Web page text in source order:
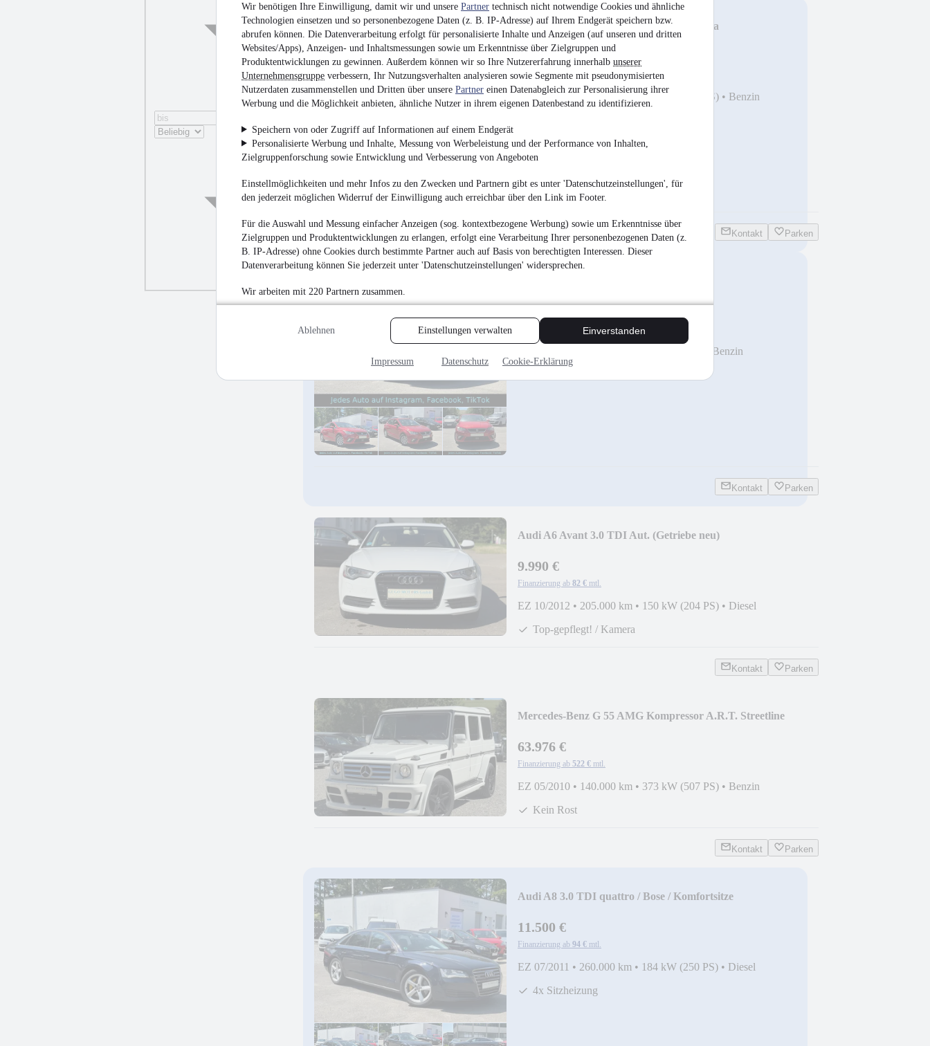
Wir benötigen Ihre Einwilligung, damit wir und unsere Partner technisch nicht notwendige Cookies und ähnliche
Technologien einsetzen und so personenbezogene Daten (z. B. IP-Adresse) auf Ihrem Endgerät speichern bzw.
abrufen können. Die Datenverarbeitung erfolgt für personalisierte Inhalte und Anzeigen (auf unseren und dritten
Websites/Apps), Anzeigen- und Inhaltsmessungen sowie um Erkenntnisse über Zielgruppen und
Produktentwicklungen zu gewinnen. Außerdem können wir so Ihre Nutzererfahrung innerhalb unserer
Unternehmensgruppe verbessern, Ihr Nutzungsverhalten analysieren sowie Segmente mit pseudonymisierten
Nutzerdaten zusammenstellen und Dritten über unsere Partner einen Datenabgleich zur Personalisierung ihrer
Werbung und die Möglichkeit anbieten, ähnliche Nutzer in ihrem eigenen Datenbestand zu identifizieren.
Speichern von oder Zugriff auf Informationen auf einem Endgerät
Personalisierte Werbung und Inhalte, Messung von Werbeleistung und der Performance von Inhalten,
Zielgruppenforschung sowie Entwicklung und Verbesserung von Angeboten
Einstellmöglichkeiten und mehr Infos zu den Zwecken und Partnern gibt es unter 'Datenschutzeinstellungen', für
den jederzeit möglichen Widerruf der Einwilligung auch erreichbar über den Link im Footer.
Für die Auswahl und Messung einfacher Anzeigen (sog. kontextbezogene Werbung) sowie um Erkenntnisse über
Zielgruppen und Produktentwicklungen zu erlangen, erfolgt eine Verarbeitung Ihrer personenbezogenen Daten (z.
B. IP-Adresse) ohne Cookies durch bestimmte Partner auch auf Basis von berechtigten Interessen. Dieser
Datenverarbeitung können Sie jederzeit unter 'Datenschutzeinstellungen' widersprechen.
Wir arbeiten mit 220 Partnern zusammen.
Ablehnen Einstellungen verwalten Einverstanden
Impressum Datenschutz Cookie-Erklärung
Nissan Pulsar 1.6 DIG-T / Xenon / Kamera
8.200 €
Finanzierung ab 67 € mtl.
EZ 12/2016• 123.000 km•140 kW (190 PS) • Benzin
Kontakt Parken
81 € mtl.
Benzin
Kontakt Parken
Audi A6 Avant 3.0 TDI Aut. (Getriebe neu)
9.990 €
Finanzierung ab 82 € mtl.
EZ 10/2012 • 205.000 km • 150 kW (204 PS) • Diesel
Top-gepflegt! / Kamera
Kontakt Parken
Mercedes-Benz G 55 AMG Kompressor A.R.T. Streetline
63.976 €
Finanzierung ab 522 € mtl.
EZ 05/2010 • 140.000 km • 373 kW (507 PS) • Benzin
Kein Rost
Kontakt Parken
Audi A8 3.0 TDI quattro / Bose / Komfortsitze
11.500 €
Finanzierung ab 94 € mtl.
EZ 07/2011 • 260.000 km • 184 kW (250 PS) • Diesel
4x Sitzheizung